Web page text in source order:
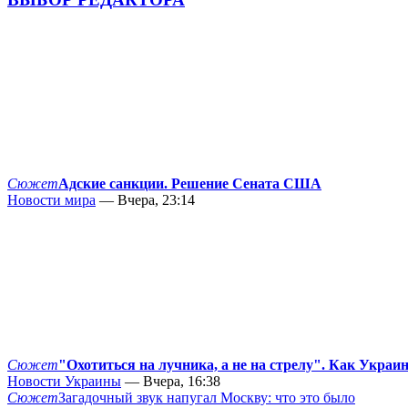
СюжетАдские санкции. Решение Сената США
Новости мира — Вчера, 23:14
Сюжет"Охотиться на лучника, а не на стрелу". Как
Новости Украины — Вчера, 16:38
СюжетЗагадочный звук напугал Москву: что это было